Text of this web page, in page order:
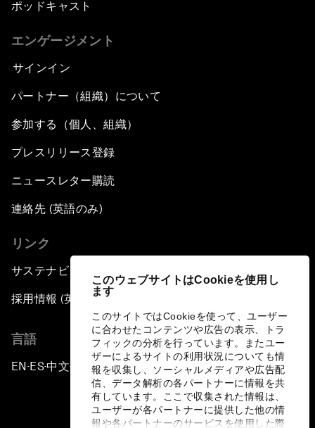
このウェブサイトはCookieを使用し
ます
このサイトではCookieを使って、ユーザー
に合わせたコンテンツや広告の表示、トラ
フィックの分析を行っています。またユー
ザーによるサイトの利用状況についても情
報を収集し、ソーシャルメディアや広告配
信、データ解析の各パートナーに情報を共
有しています。ここで収集された情報は、
ユーザーが各パートナーに提供した他の情
報や各パートナーのサービスを使用した際
ポッドキャスト
エンゲージメント
サインイン
パートナー（組織）について
参加する（個人、組織）
プレスリリース登録
ニュースレター購読
連絡先 (英語のみ)
リンク
サステナビリティへの取り組み
採用情報 (英語のみ)
言語
EN ▪ES▪中文▪ 日本語